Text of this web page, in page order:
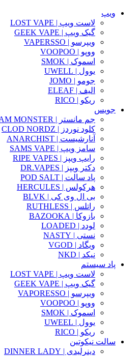
ویپ
لاست ویپ | LOST VAPE
گیک ویپ | GEEK VAPE
ویپرسو | VAPERSSO
ووپو | VOOPOO
اسموک | SMOK
یوول | UWELL
جومو | JOMO
الیف | ELEAF
ریکو | RICO
جویس
جم مانستر | JAM MONSTER
کلود نوردز | CLOD NORDZ
آنارشیست | ANARCHIST
سامز ویپ | SAMS VAPE
رایپ ویپز | RIPE VAPES
دکتر ویپز | DR.VAPES
پاد سالت | POD SALT
هرکولس | HERCULES
بی ال وی کی | BLVK
راتلس | RUTHLESS
بازوکا | BAZOOKA
لودد | LOADED
نستی | NASTY
ویگاد | VGOD
نیکد | NKD
پاد سیستم
لاست ویپ | LOST VAPE
گیک ویپ | GEEK VAPE
ویپرسو | VAPORESSO
ووپو | VOOPOO
اسموک | SMOK
یوول | UWEEL
ریکو | RICO
سالت نیکوتین
دینرلیدی | DINNER LADY